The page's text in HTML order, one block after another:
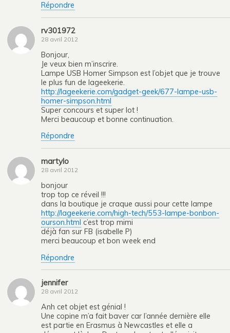
Répondre
rv301972
28 avril 2012
Bonjour,
Je veux bien m’inscrire.
Lampe USB Homer Simpson est l’objet que je trouve
le plus fun de lageekerie.
http://lageekerie.com/gadget-geek/677-lampe-usb-
homer-simpson.html
Super concours et super lot !
Merci beaucoup et bonne continuation.
Répondre
martylo
28 avril 2012
bonjour
trop top ce réveil !!!
dans la boutique je craque aussi pour cette lampe
http://lageekerie.com/high-tech/553-lampe-bonbon-
ourson.html c’est trop mimi
déjà fan sur FB (isabelle P)
merci beaucoup et bon week end
Répondre
jennifer
28 avril 2012
Anh cet objet est génial !
Une copine m’a fait baver car l’année dernière elle
est partie en Erasmus à Newcastles et elle a